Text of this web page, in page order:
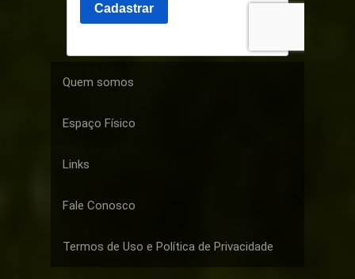
Quem somos
Espaço Físico
Links
Fale Conosco
Termos de Uso e Política de Privacidade